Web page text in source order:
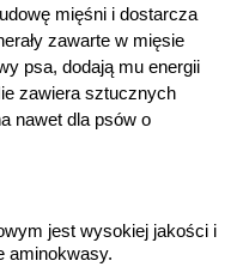
mięśni i dostarcza
zawarte w mięsie
psa, dodają mu energii
zawiera sztucznych
nawet dla psów o
jest wysokiej jakości i
aminokwasy.